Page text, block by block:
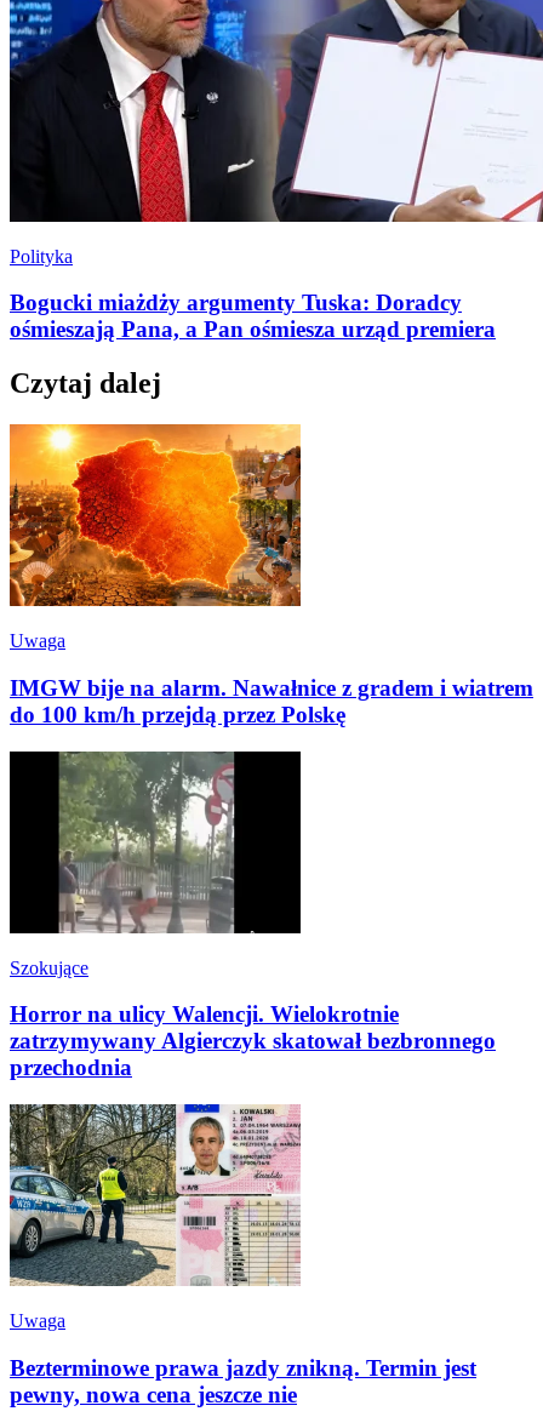
Polityka
Bogucki miażdży argumenty Tuska: Doradcy
ośmieszają Pana, a Pan ośmiesza urząd premiera
Czytaj dalej
Uwaga
IMGW bije na alarm. Nawałnice z gradem i wiatrem
do 100 km/h przejdą przez Polskę
Szokujące
Horror na ulicy Walencji. Wielokrotnie
zatrzymywany Algierczyk skatował bezbronnego
przechodnia
Uwaga
Bezterminowe prawa jazdy znikną. Termin jest
pewny, nowa cena jeszcze nie